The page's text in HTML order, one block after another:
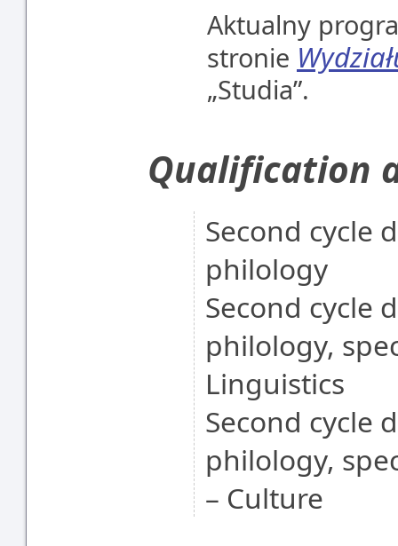
Aktualny
stronie
„Studia”.
Qualification
Second cycle
philology
Second cycle
philology,
Linguistics
Second cycle
philology,
– Culture